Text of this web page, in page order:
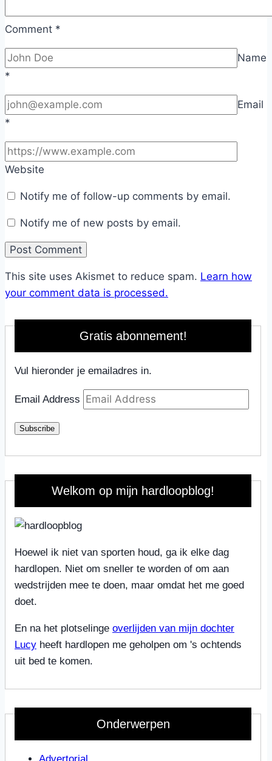
Comment *
Name
*
Email
*
Website
Notify me of follow-up comments by email.
Notify me of new posts by email.
This site uses Akismet to reduce spam. Learn how
your comment data is processed.
Gratis abonnement!
Vul hieronder je emailadres in.
Email Address
Subscribe
Welkom op mijn hardloopblog!
Hoewel ik niet van sporten houd, ga ik elke dag
hardlopen. Niet om sneller te worden of om aan
wedstrijden mee te doen, maar omdat het me goed
doet.
En na het plotselinge overlijden van mijn dochter
Lucy heeft hardlopen me geholpen om 's ochtends
uit bed te komen.
Onderwerpen